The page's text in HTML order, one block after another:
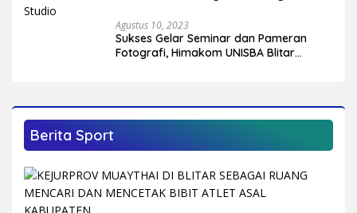
Agustus 10, 2023
Sukses Gelar Seminar dan Pameran
Fotografi, Himakom UNISBA Blitar
Berita Sport